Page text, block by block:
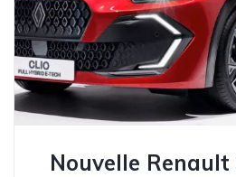
Nouvelle